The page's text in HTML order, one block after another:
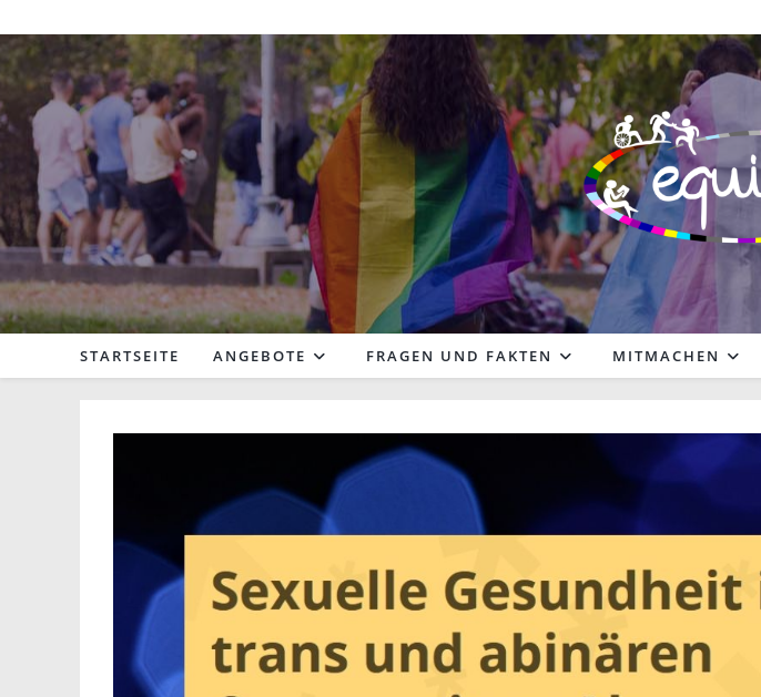
Inhalt
springen
STARTSEITE ANGEBOTE FRAGEN UND FAKTEN MITMACHEN